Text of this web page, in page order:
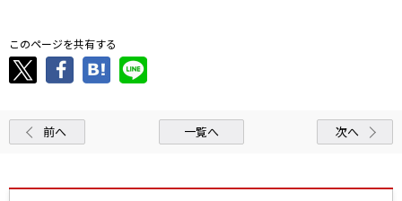
このページを共有する
前へ 一覧へ 次へ